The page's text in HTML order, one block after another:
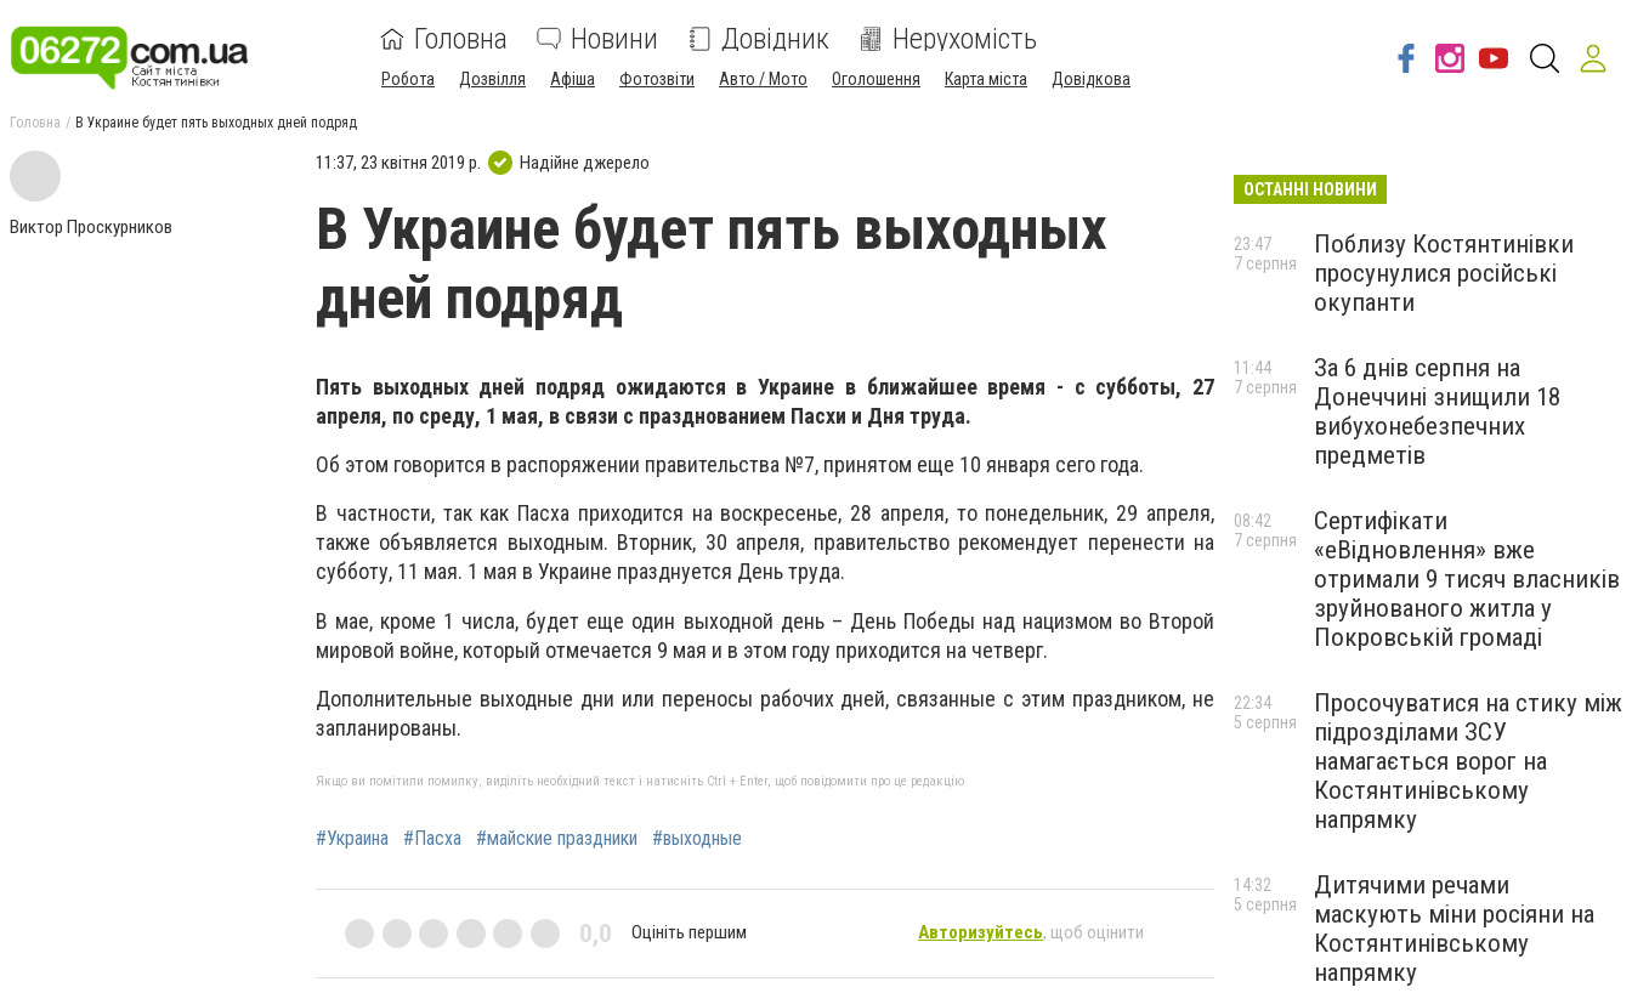
Головна Новини Довідник Нерухомість
Робота Дозвілля Афіша Фотозвіти Авто / Мото Оголошення Карта міста Довідкова
Головна В Украине будет пять выходных дней подряд
Виктор Проскурников
11:37, 23 квітня 2019 р. Надійне джерело
В Украине будет пять выходных
дней подряд
Пять выходных дней подряд ожидаются в Украине в ближайшее время - с субботы, 27
апреля, по среду, 1 мая, в связи с празднованием Пасхи и Дня труда.
Об этом говорится в распоряжении правительства №7, принятом еще 10 января сего года.
В частности, так как Пасха приходится на воскресенье, 28 апреля, то понедельник, 29 апреля,
также объявляется выходным. Вторник, 30 апреля, правительство рекомендует перенести на
субботу, 11 мая. 1 мая в Украине празднуется День труда.
В мае, кроме 1 числа, будет еще один выходной день – День Победы над нацизмом во Второй
мировой войне, который отмечается 9 мая и в этом году приходится на четверг.
Дополнительные выходные дни или переносы рабочих дней, связанные с этим праздником, не
запланированы.
Якщо ви помітили помилку, виділіть необхідний текст і натисніть Ctrl + Enter, щоб повідомити про це редакцію
#Украина #Пасха #майские праздники #выходные
0,0 Оцініть першим Авторизуйтесь, щоб оцінити
ОСТАННІ НОВИНИ
Поблизу Костянтинівки
просунулися російські
окупанти
23:47
7 серпня
За 6 днів серпня на
Донеччині знищили 18
вибухонебезпечних
предметів
11:44
7 серпня
Сертифікати
«еВідновлення» вже
отримали 9 тисяч власників
зруйнованого житла у
Покровській громаді
08:42
7 серпня
Просочуватися на стику між
підрозділами ЗСУ
намагається ворог на
Костянтинівському
напрямку
22:34
5 серпня
Дитячими речами
маскують міни росіяни на
Костянтинівському
напрямку
14:32
5 серпня